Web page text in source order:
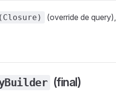
(override de query),
(final)